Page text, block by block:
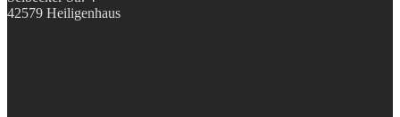
42579 Heiligenhaus